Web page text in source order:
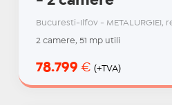
Bucuresti-Ilfov - METALURGIEI,
2 camere, 51 mp utili
78.799 € (+TVA)